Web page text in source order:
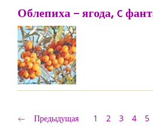
Облепиха – ягода, c
Предыдущая 1 2 3 4 5